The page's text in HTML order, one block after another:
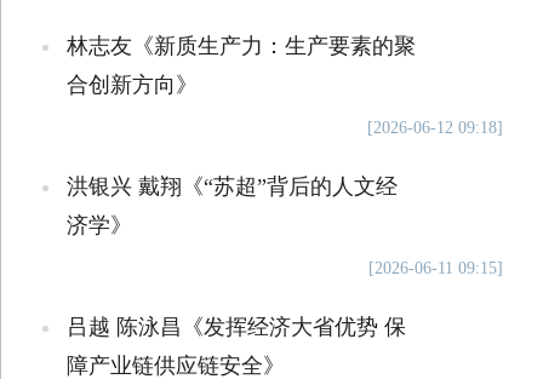
林志友《新质生产力：生产要素的聚
合创新方向》
[2026-06-12 09:18]
洪银兴 戴翔《“苏超”背后的人文经
济学》
[2026-06-11 09:15]
吕越 陈泳昌《发挥经济大省优势 保
障产业链供应链安全》